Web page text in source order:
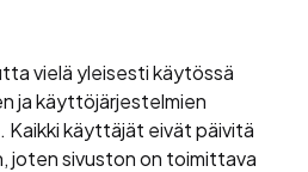
vielä yleisesti käytössä
ja käyttöjärjestelmien
Kaikki käyttäjät eivät päivitä
joten sivuston on toimittava